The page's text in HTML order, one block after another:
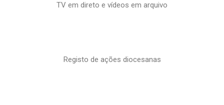
TV em direto e vídeos em arquivo
Registo de ações diocesanas